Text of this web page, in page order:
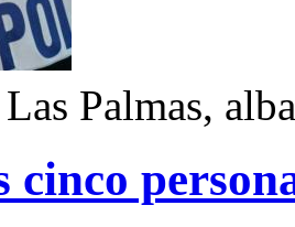
Palmas,
cinco